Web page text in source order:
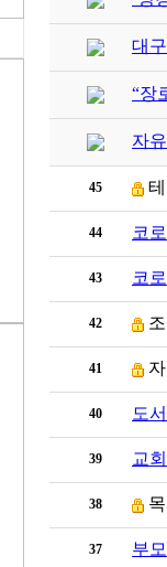
대
“장
자
45
44 코
43 코
42
41
40 도
39 교
38
37 부